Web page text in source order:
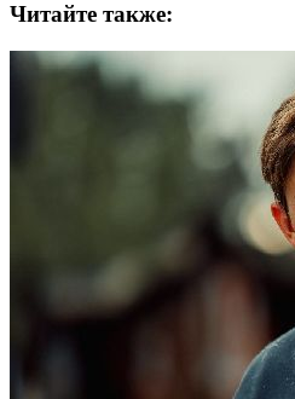
Читайте также: